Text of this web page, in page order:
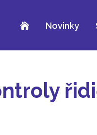
 Novinky